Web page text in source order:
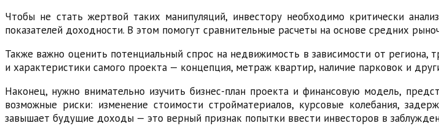
Чтобы не стать жертвой таких манипуляций, инвестору необходимо критически
показателей доходности. В этом помогут сравнительные расчеты на основе средних
Также важно оценить потенциальный спрос на недвижимость в зависимости от
и характеристики самого проекта — концепция, метраж квартир, наличие парковок и
Наконец, нужно внимательно изучить бизнес-план проекта и финансовую модель,
возможные риски: изменение стоимости стройматериалов, курсовые колебания,
завышает будущие доходы — это верный признак попытки ввести инвесторов в